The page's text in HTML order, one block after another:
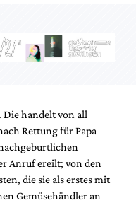
Die handelt von all
Rettung für Papa
Anruf ereilt; von den
die sie als erstes mit
Gemüsehändler an